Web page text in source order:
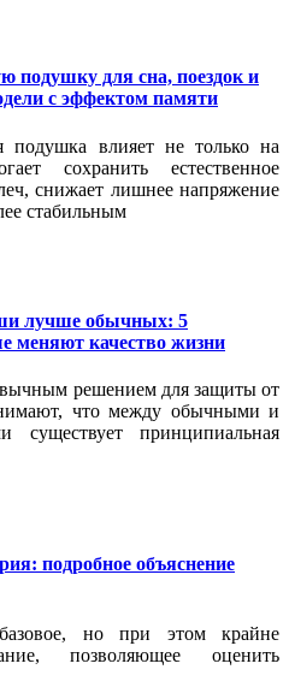
подушку для сна, поездок и
с эффектом памяти
подушка влияет не только на
сохранить естественное
снижает лишнее напряжение
стабильным
лучше обычных: 5
меняют качество жизни
решением для защиты от
что между обычными и
существует принципиальная
подробное объяснение
но при этом крайне
позволяющее оценить